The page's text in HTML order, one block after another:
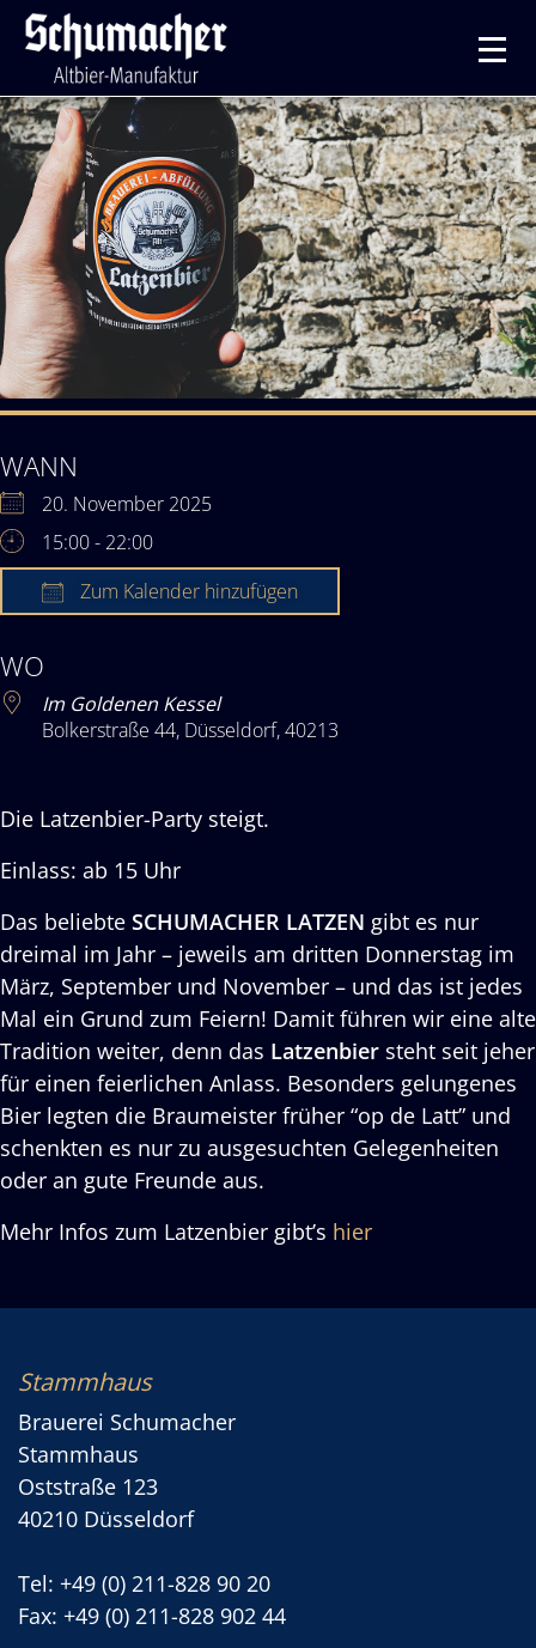
WANN
20. November 2025
15:00 - 22:00
Zum Kalender hinzufügen
WO
Im Goldenen Kessel
Bolkerstraße 44, Düsseldorf, 40213
Die Latzenbier-Party steigt.
Einlass: ab 15 Uhr
Das beliebte SCHUMACHER LATZEN gibt es nur
dreimal im Jahr – jeweils am dritten Donnerstag im
März, September und November – und das ist jedes
Mal ein Grund zum Feiern! Damit führen wir eine alte
Tradition weiter, denn das Latzenbier steht seit jeher
für einen feierlichen Anlass. Besonders gelungenes
Bier legten die Braumeister früher “op de Latt” und
schenkten es nur zu ausgesuchten Gelegenheiten
oder an gute Freunde aus.
Mehr Infos zum Latzenbier gibt’s hier
Stammhaus
Brauerei Schumacher
Stammhaus
Oststraße 123
40210 Düsseldorf
Tel: +49 (0) 211-828 90 20
Fax: +49 (0) 211-828 902 44